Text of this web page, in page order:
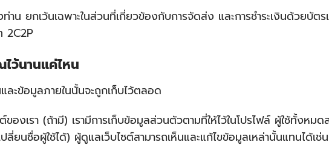
าน ยกเว้นเฉพาะในส่วนที่เกี่ยวข้องกับการจัดส่ง และการชำระเงินด้วยบั
2C2P
ว้นานแค่ไหน
ะข้อมูลภายในนั้นจะถูกเก็บไว้ตลอด
ของเรา (ถ้ามี) เรามีการเก็บข้อมูลส่วนตัวตามที่ให้ไว้ในโปรไฟล์ ผู้ใช้ทั้งห
ปลี่ยนชื่อผู้ใช้ได้) ผู้ดูแลเว็บไซต์สามารถเห็นและแก้ไขข้อมูลเหล่านั้นแทนได้เช่